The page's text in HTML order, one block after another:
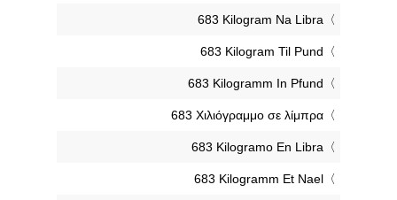
‎683 Kilogram Na Libra
‎683 Kilogram Til Pund
‎683 Kilogramm In Pfund
‎683 Χιλιόγραμμο σε λίμπρα
‎683 Kilogramo En Libra
‎683 Kilogramm Et Nael